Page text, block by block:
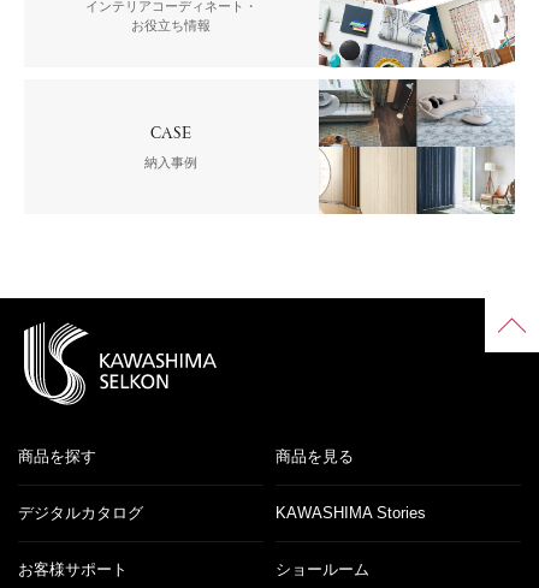
インテリアコーディネート・
お役立ち情報
CASE
納入事例
商品を探す 商品を見る
デジタルカタログ KAWASHIMA Stories
お客様サポート ショールーム